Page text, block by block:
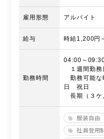
雇用形態 アルバイト
給与 時給1,200円
勤務時間
04:00～
１週間勤務
勤務可能
日 祝日
長期（３ケ
服装自由
社員登用